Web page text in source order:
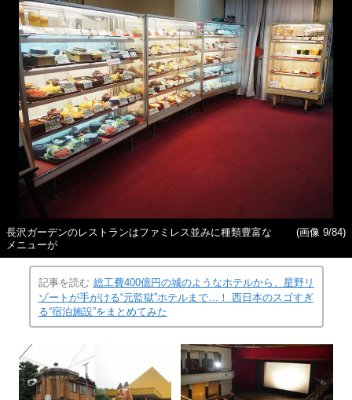
長沢ガーデンのレストランはファミレス並みに種類豊富な
メニューが
(画像 9/84)
記事を読む 総工費400億円の城のようなホテルから、星野リ
ゾートが手がける“元監獄”ホテルまで…！ 西日本のスゴすぎ
る“宿泊施設”をまとめてみた